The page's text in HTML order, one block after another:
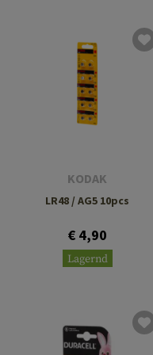
KODAK
LR48 / AG5 10pcs
€ 4,90
Lagernd